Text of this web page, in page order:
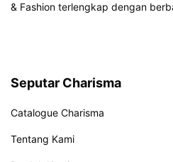
& Fashion terlengkap dengan
Seputar Charisma
Catalogue Charisma
Tentang Kami